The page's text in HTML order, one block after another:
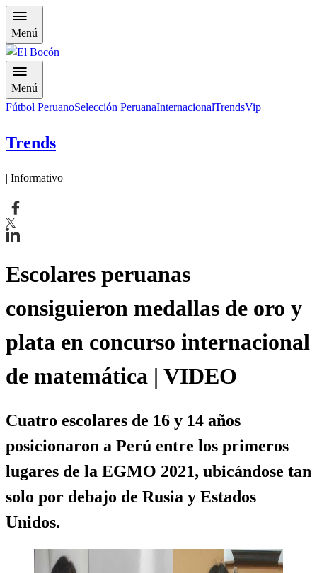
Menú
Menú
Fútbol PeruanoSelección PeruanaInternacionalTrendsVip
Trends
| Informativo
Escolares peruanas
consiguieron medallas de oro y
plata en concurso internacional
de matemática | VIDEO
Cuatro escolares de 16 y 14 años
posicionaron a Perú entre los primeros
lugares de la EGMO 2021, ubicándose tan
solo por debajo de Rusia y Estados
Unidos.